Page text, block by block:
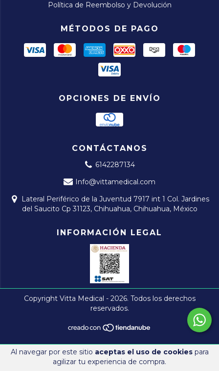
Al navegar por este sitio aceptas el uso de cookiespara
agilizar tu experiencia de compra.
Política de Reembolso y Devolución
MÉTODOS DE PAGO
OPCIONES DE ENVÍO
CONTÁCTANOS
6142287134
Info@vittamedical.com
Lateral Periférico de la Juventud 7917 int 1 Col. Jardines
del Saucito Cp 31123, Chihuahua, Chihuahua, México
INFORMACIÓN LEGAL
Copyright Vitta Medical - 2026. Todos los derechos
reservados.